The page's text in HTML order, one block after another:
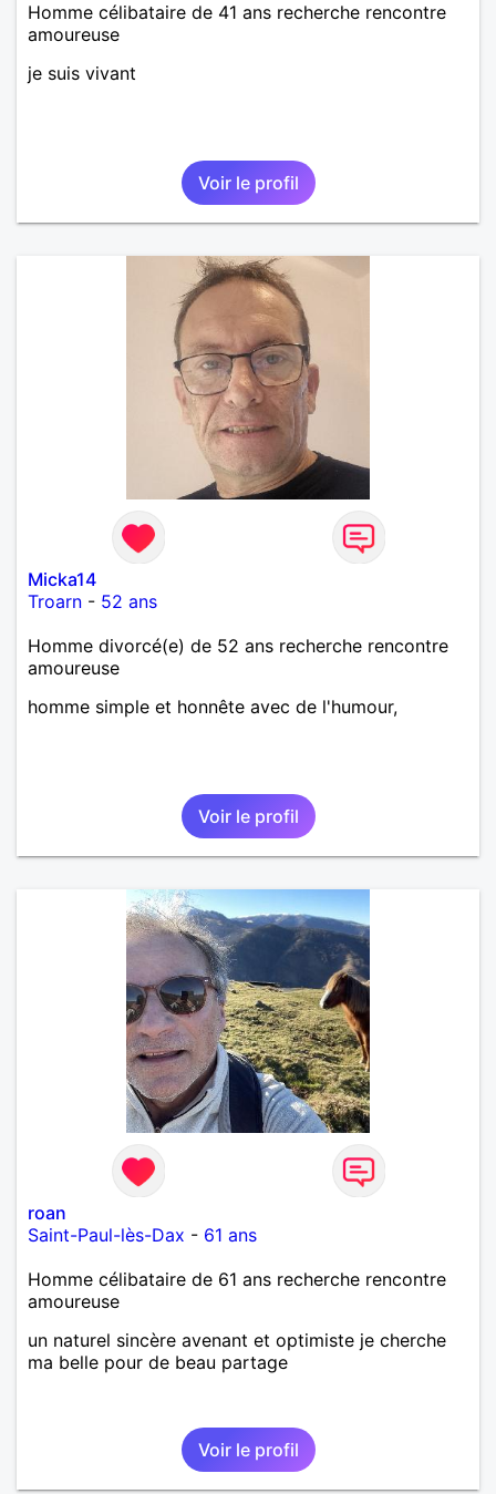
Homme célibataire de 41 ans recherche rencontre
amoureuse
je suis vivant
Voir le profil
Micka14
Troarn - 52 ans
Homme divorcé(e) de 52 ans recherche rencontre
amoureuse
homme simple et honnête avec de l'humour,
Voir le profil
roan
Saint-Paul-lès-Dax - 61 ans
Homme célibataire de 61 ans recherche rencontre
amoureuse
un naturel sincère avenant et optimiste je cherche
ma belle pour de beau partage
Voir le profil